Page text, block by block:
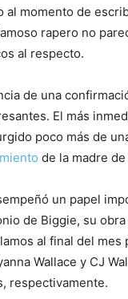
al momento de
rapero no
al respecto.
de una
El más
poco más de
de la madre
un papel
de Biggie, su obra
al final del mes
Wallace y CJ
respectivamente.